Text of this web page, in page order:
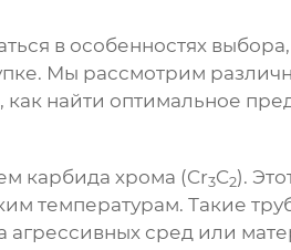
в особенностях
Мы рассмотрим
найти оптимальное
карбида хрома (Cr3C2).
температурам. Такие
агрессивных сред или